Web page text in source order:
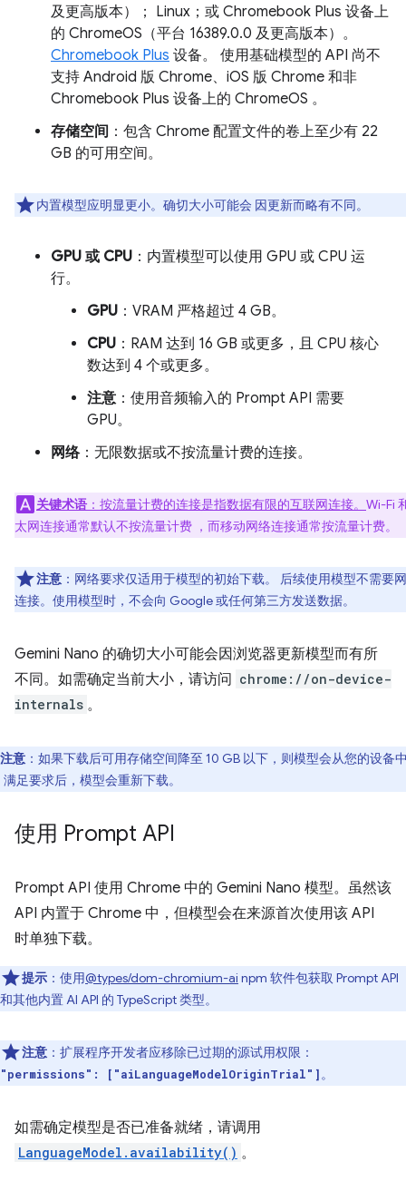
及更高版本）； Linux；或 Chromebook Plus 设备上
的 ChromeOS（平台 16389.0.0 及更高版本）。
Chromebook Plus 设备。 使用基础模型的 API 尚不
支持 Android 版 Chrome、iOS 版 Chrome 和非
Chromebook Plus 设备上的 ChromeOS 。
存储空间 ：包含 Chrome 配置文件的卷上至少有 22
GB 的可用空间。
内置模型应明显更小。确切大小可能会 因更新而略有不同。
GPU 或 CPU ：内置模型可以使用 GPU 或 CPU 运
行。
GPU ：VRAM 严格超过 4 GB。
CPU ：RAM 达到 16 GB 或更多，且 CPU 核心
数达到 4 个或更多。
注意：使用音频输入的 Prompt API 需要
GPU。
网络：无限数据或不按流量计费的连接。
关键术语 ：按流量计费的连接是指数据有限的互联网连接。 Wi-Fi
太网连接通常默认不按流量计费 ，而移动网络连接通常按流量计费。
注意 ：网络要求仅适用于模型的初始下载。 后续使用模型不需要
连接。使用模型时，不会向 Google 或任何第三方发送数据。
Gemini Nano 的确切大小可能会因浏览器更新模型而有所
不同。如需确定当前大小，请访问 chrome://on-device-
internals 。
注意 ：如果下载后可用存储空间降至 10 GB 以下，则模型会从您的设备
足要求后，模型会重新下载。
使用 Prompt API
Prompt API 使用 Chrome 中的 Gemini Nano 模型。虽然该
API 内置于 Chrome 中，但模型会在来源首次使用该 API
时单独下载。
提示 ：使用@types/dom-chromium-ai npm 软件包获取 Prompt API
和其他内置 AI API 的 TypeScript 类型。
注意 ：扩展程序开发者应移除已过期的源试用权限：
"permissions": ["aiLanguageModelOriginTrial"]。
如需确定模型是否已准备就绪，请调用
LanguageModel.availability() 。